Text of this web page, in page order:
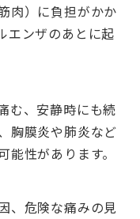
肉）に負担がかか
エンザのあとに起
む、安静時にも続
胸膜炎や肺炎など
性があります。
、危険な痛みの見